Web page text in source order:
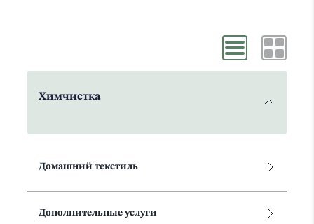
Химчистка
Домашний текстиль
Дополнительные услуги